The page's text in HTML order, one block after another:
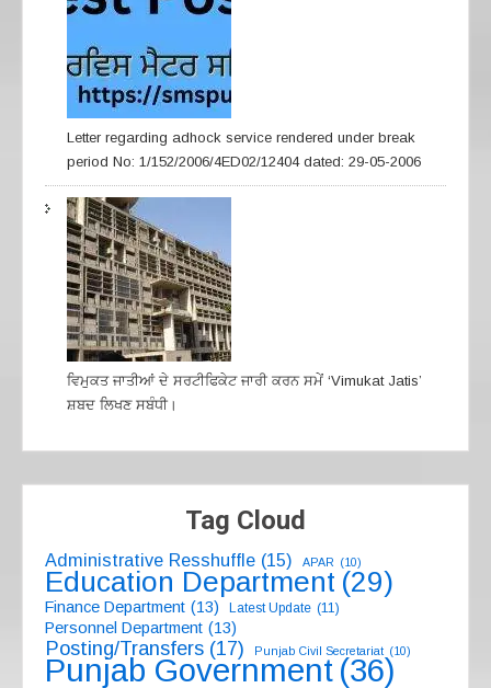
Letter regarding adhock service rendered under break
period No: 1/152/2006/4ED02/12404 dated: 29-05-2006
ਵਿਮੁਕਤ ਜਾਤੀਆਂ ਦੇ ਸਰਟੀਫਿਕੇਟ ਜਾਰੀ ਕਰਨ ਸਮੇਂ ‘Vimukat Jatis’
ਸ਼ਬਦ ਲਿਖਣ ਸਬੰਧੀ।
Tag Cloud
Administrative Resshuffle (15) APAR (10)
Education Department (29)
Finance Department (13) Latest Update (11)
Personnel Department (13)
Posting/Transfers (17) Punjab Civil Secretariat (10)
Punjab Government (36)